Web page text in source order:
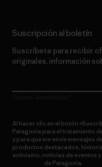
Suscripción al boletín
Suscríbete para recibir
originales, información
Al hacer clic en el botón
Patagonia para el tratamiento
y para que me envíe mensajes
productos destacados,
activismo, noticias de eventos
de Patagonia.